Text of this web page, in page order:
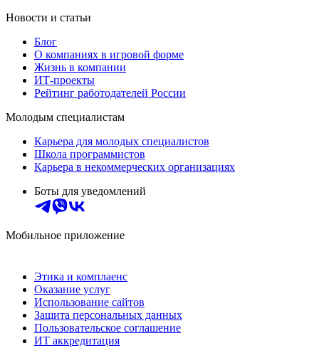
Новости и статьи
Блог
О компаниях в игровой форме
Жизнь в компании
ИТ-проекты
Рейтинг работодателей России
Молодым специалистам
Карьера для молодых специалистов
Школа программистов
Карьера в некоммерческих организациях
Боты для уведомлений
Мобильное приложение
Этика и комплаенс
Оказание услуг
Использование сайтов
Защита персональных данных
Пользовательское соглашение
ИТ аккредитация